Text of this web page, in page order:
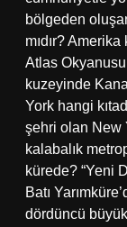
bölgeden
mıdır?
Atlas
kuzeyinde
York hangi
şehri olan New
kalabalık
kürede? “Yeni
Batı
dördüncü